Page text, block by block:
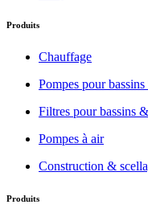
Produits
Chauffage
Pompes pour
Filtres pour bassins
Pompes à air
Construction &
Produits